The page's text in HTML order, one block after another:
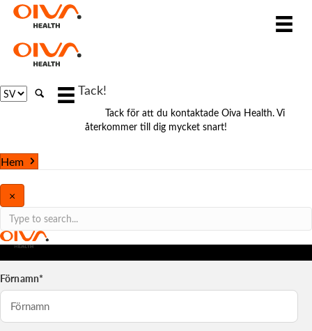
Choose
a
Tack!
Tack för att du kontaktade Oiva Health. Vi
återkommer till dig mycket snart!
Hem
×
Förnamn*